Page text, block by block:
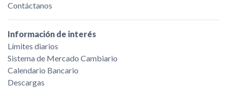
Contáctanos
Información de interés
Límites diarios
Sistema de Mercado Cambiario
Calendario Bancario
Descargas